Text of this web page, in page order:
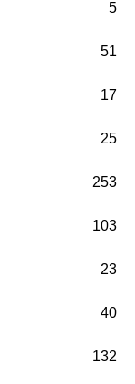
5
51
17
25
253
103
23
40
132